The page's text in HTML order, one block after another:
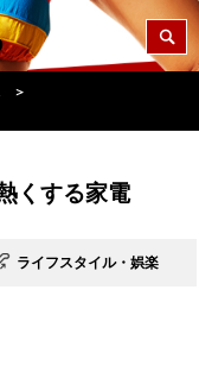
＞
くする家電
ライフスタイル・娯楽